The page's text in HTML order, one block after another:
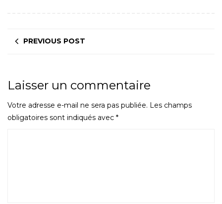
PREVIOUS POST
Laisser un commentaire
Votre adresse e-mail ne sera pas publiée. Les champs
obligatoires sont indiqués avec *